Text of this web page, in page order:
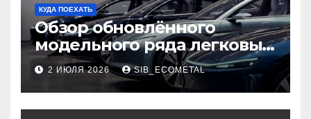
КУДА ПОЕХАТЬ
Обзор обновлённого
модельного ряда легковых
автомобилей 2026 года
2 ИЮЛЯ 2026 SIB_ECOMETAL